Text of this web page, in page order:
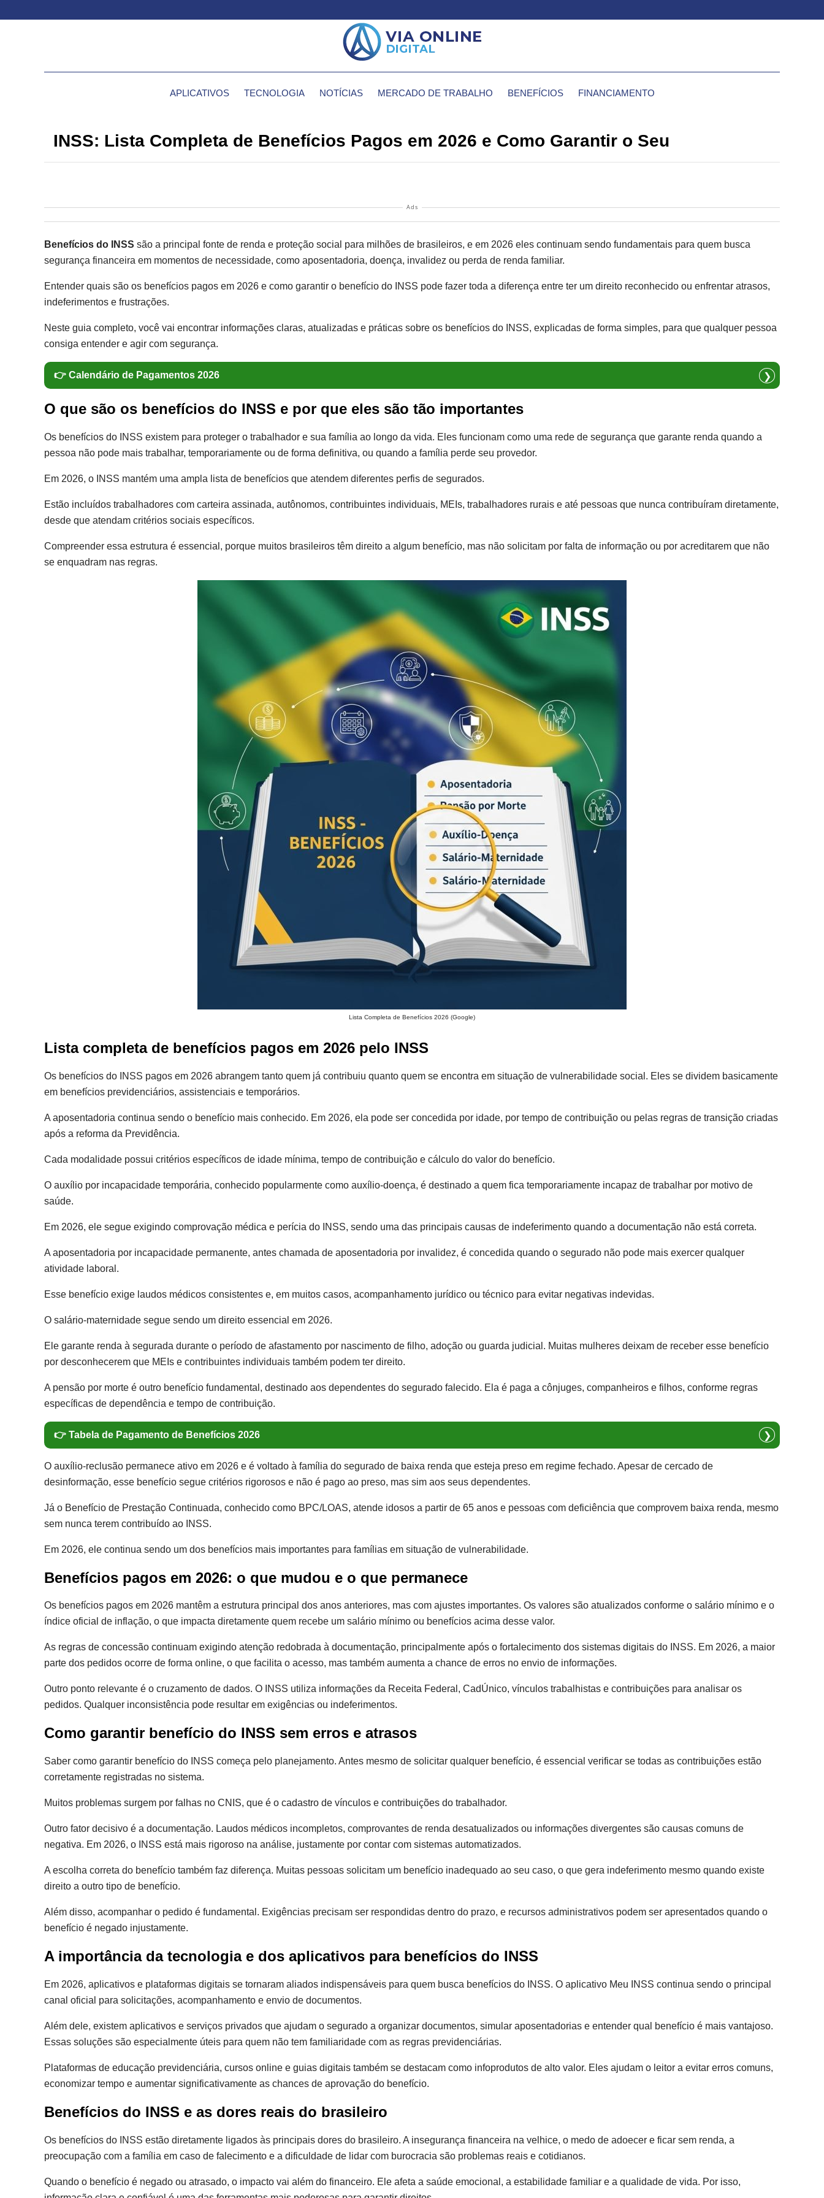
APLICATIVOS TECNOLOGIA NOTÍCIAS MERCADO DE TRABALHO BENEFÍCIOS FINANCIAMENTO
INSS: Lista Completa de Benefícios Pagos em 2026 e Como Garantir o Seu
Ads
Benefícios do INSS são a principal fonte de renda e proteção social para milhões de brasileiros, e em 2026 eles continuam sendo fundamentais para quem busca
segurança financeira em momentos de necessidade, como aposentadoria, doença, invalidez ou perda de renda familiar.
Entender quais são os benefícios pagos em 2026 e como garantir o benefício do INSS pode fazer toda a diferença entre ter um direito reconhecido ou enfrentar atrasos,
indeferimentos e frustrações.
Neste guia completo, você vai encontrar informações claras, atualizadas e práticas sobre os benefícios do INSS, explicadas de forma simples, para que qualquer pessoa
consiga entender e agir com segurança.
👉 Calendário de Pagamentos 2026 ❯
O que são os benefícios do INSS e por que eles são tão importantes
Os benefícios do INSS existem para proteger o trabalhador e sua família ao longo da vida. Eles funcionam como uma rede de segurança que garante renda quando a
pessoa não pode mais trabalhar, temporariamente ou de forma definitiva, ou quando a família perde seu provedor.
Em 2026, o INSS mantém uma ampla lista de benefícios que atendem diferentes perfis de segurados.
Estão incluídos trabalhadores com carteira assinada, autônomos, contribuintes individuais, MEIs, trabalhadores rurais e até pessoas que nunca contribuíram diretamente,
desde que atendam critérios sociais específicos.
Compreender essa estrutura é essencial, porque muitos brasileiros têm direito a algum benefício, mas não solicitam por falta de informação ou por acreditarem que não
se enquadram nas regras.
Lista Completa de Benefícios 2026 (Google)
Lista completa de benefícios pagos em 2026 pelo INSS
Os benefícios do INSS pagos em 2026 abrangem tanto quem já contribuiu quanto quem se encontra em situação de vulnerabilidade social. Eles se dividem basicamente
em benefícios previdenciários, assistenciais e temporários.
A aposentadoria continua sendo o benefício mais conhecido. Em 2026, ela pode ser concedida por idade, por tempo de contribuição ou pelas regras de transição criadas
após a reforma da Previdência.
Cada modalidade possui critérios específicos de idade mínima, tempo de contribuição e cálculo do valor do benefício.
O auxílio por incapacidade temporária, conhecido popularmente como auxílio-doença, é destinado a quem fica temporariamente incapaz de trabalhar por motivo de
saúde.
Em 2026, ele segue exigindo comprovação médica e perícia do INSS, sendo uma das principais causas de indeferimento quando a documentação não está correta.
A aposentadoria por incapacidade permanente, antes chamada de aposentadoria por invalidez, é concedida quando o segurado não pode mais exercer qualquer
atividade laboral.
Esse benefício exige laudos médicos consistentes e, em muitos casos, acompanhamento jurídico ou técnico para evitar negativas indevidas.
O salário-maternidade segue sendo um direito essencial em 2026.
Ele garante renda à segurada durante o período de afastamento por nascimento de filho, adoção ou guarda judicial. Muitas mulheres deixam de receber esse benefício
por desconhecerem que MEIs e contribuintes individuais também podem ter direito.
A pensão por morte é outro benefício fundamental, destinado aos dependentes do segurado falecido. Ela é paga a cônjuges, companheiros e filhos, conforme regras
específicas de dependência e tempo de contribuição.
👉 Tabela de Pagamento de Benefícios 2026 ❯
O auxílio-reclusão permanece ativo em 2026 e é voltado à família do segurado de baixa renda que esteja preso em regime fechado. Apesar de cercado de
desinformação, esse benefício segue critérios rigorosos e não é pago ao preso, mas sim aos seus dependentes.
Já o Benefício de Prestação Continuada, conhecido como BPC/LOAS, atende idosos a partir de 65 anos e pessoas com deficiência que comprovem baixa renda, mesmo
sem nunca terem contribuído ao INSS.
Em 2026, ele continua sendo um dos benefícios mais importantes para famílias em situação de vulnerabilidade.
Benefícios pagos em 2026: o que mudou e o que permanece
Os benefícios pagos em 2026 mantêm a estrutura principal dos anos anteriores, mas com ajustes importantes. Os valores são atualizados conforme o salário mínimo e o
índice oficial de inflação, o que impacta diretamente quem recebe um salário mínimo ou benefícios acima desse valor.
As regras de concessão continuam exigindo atenção redobrada à documentação, principalmente após o fortalecimento dos sistemas digitais do INSS. Em 2026, a maior
parte dos pedidos ocorre de forma online, o que facilita o acesso, mas também aumenta a chance de erros no envio de informações.
Outro ponto relevante é o cruzamento de dados. O INSS utiliza informações da Receita Federal, CadÚnico, vínculos trabalhistas e contribuições para analisar os
pedidos. Qualquer inconsistência pode resultar em exigências ou indeferimentos.
Como garantir benefício do INSS sem erros e atrasos
Saber como garantir benefício do INSS começa pelo planejamento. Antes mesmo de solicitar qualquer benefício, é essencial verificar se todas as contribuições estão
corretamente registradas no sistema.
Muitos problemas surgem por falhas no CNIS, que é o cadastro de vínculos e contribuições do trabalhador.
Outro fator decisivo é a documentação. Laudos médicos incompletos, comprovantes de renda desatualizados ou informações divergentes são causas comuns de
negativa. Em 2026, o INSS está mais rigoroso na análise, justamente por contar com sistemas automatizados.
A escolha correta do benefício também faz diferença. Muitas pessoas solicitam um benefício inadequado ao seu caso, o que gera indeferimento mesmo quando existe
direito a outro tipo de benefício.
Além disso, acompanhar o pedido é fundamental. Exigências precisam ser respondidas dentro do prazo, e recursos administrativos podem ser apresentados quando o
benefício é negado injustamente.
A importância da tecnologia e dos aplicativos para benefícios do INSS
Em 2026, aplicativos e plataformas digitais se tornaram aliados indispensáveis para quem busca benefícios do INSS. O aplicativo Meu INSS continua sendo o principal
canal oficial para solicitações, acompanhamento e envio de documentos.
Além dele, existem aplicativos e serviços privados que ajudam o segurado a organizar documentos, simular aposentadorias e entender qual benefício é mais vantajoso.
Essas soluções são especialmente úteis para quem não tem familiaridade com as regras previdenciárias.
Plataformas de educação previdenciária, cursos online e guias digitais também se destacam como infoprodutos de alto valor. Eles ajudam o leitor a evitar erros comuns,
economizar tempo e aumentar significativamente as chances de aprovação do benefício.
Benefícios do INSS e as dores reais do brasileiro
Os benefícios do INSS estão diretamente ligados às principais dores do brasileiro. A insegurança financeira na velhice, o medo de adoecer e ficar sem renda, a
preocupação com a família em caso de falecimento e a dificuldade de lidar com burocracia são problemas reais e cotidianos.
Quando o benefício é negado ou atrasado, o impacto vai além do financeiro. Ele afeta a saúde emocional, a estabilidade familiar e a qualidade de vida. Por isso,